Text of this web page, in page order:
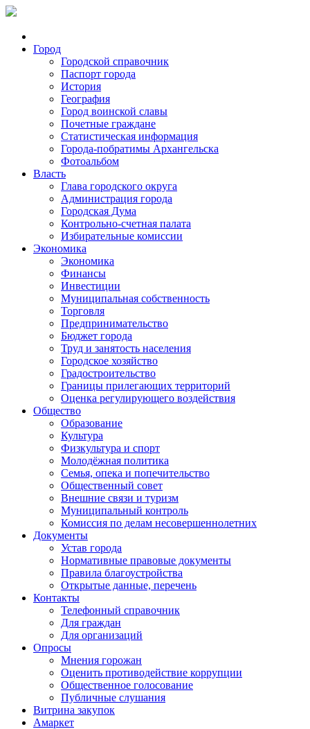
Город
Городской справочник
Паспорт города
История
География
Город воинской славы
Почетные граждане
Статистическая информация
Города-побратимы Архангельска
Фотоальбом
Власть
Глава городского округа
Администрация города
Городская Дума
Контрольно-счетная палата
Избирательные комиссии
Экономика
Экономика
Финансы
Инвестиции
Муниципальная собственность
Торговля
Предпринимательство
Бюджет города
Труд и занятость населения
Городское хозяйство
Градостроительство
Границы прилегающих территорий
Оценка регулирующего воздействия
Общество
Образование
Культура
Физкультура и спорт
Молодёжная политика
Семья, опека и попечительство
Общественный совет
Внешние связи и туризм
Муниципальный контроль
Комиссия по делам несовершеннолетних
Документы
Устав города
Нормативные правовые документы
Правила благоустройства
Открытые данные, перечень
Контакты
Телефонный справочник
Для граждан
Для организаций
Опросы
Мнения горожан
Оценить противодействие коррупции
Общественное голосование
Публичные слушания
Витрина закупок
Амаркет